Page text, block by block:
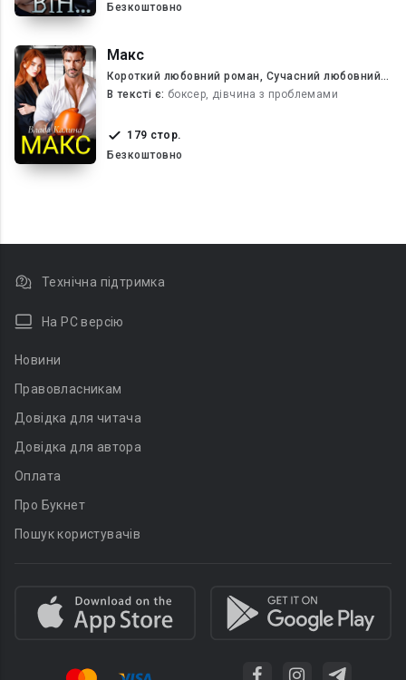
Безкоштовно
Макс
Короткий любовний роман, Сучасний любовний
роман
В текcті є: боксер, дівчина з проблемами
179 стор.
Безкоштовно
Технічна підтримка
На PC версію
Новини
Правовласникам
Довідка для читача
Довідка для автора
Оплата
Про Букнет
Пошук користувачів